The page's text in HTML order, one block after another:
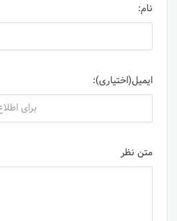
نام:
ایمیل(اختیاری):
متن نظر